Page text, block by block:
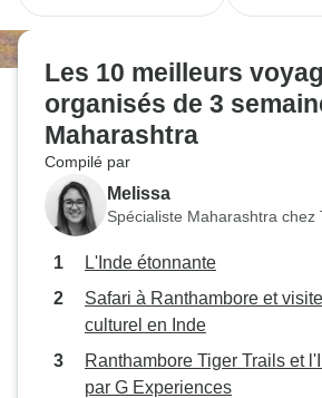
Les 10 meilleurs
organisés de 3
Maharashtra
Compilé par
Melissa
Spécialiste Maharashtra chez
L'Inde étonnante
Safari à Ranthambore et
culturel en Inde
Ranthambore Tiger Trails et
par G Experiences